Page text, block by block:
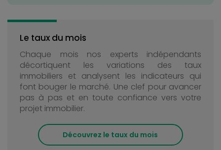
Le taux du mois
Chaque mois nos experts indépendants
décortiquent les variations des taux
immobiliers et analysent les indicateurs qui
font bouger le marché. Une clef pour avancer
pas à pas et en toute confiance vers votre
projet immobilier.
Découvrez le taux du mois